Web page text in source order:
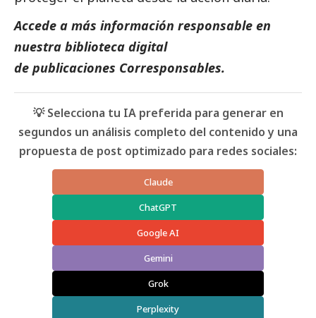
Accede a más información responsable en
nuestra biblioteca digital
de publicaciones Corresponsables.
💡 Selecciona tu IA preferida para generar en
segundos un análisis completo del contenido y una
propuesta de post optimizado para redes sociales:
Claude
ChatGPT
Google AI
Gemini
Grok
Perplexity